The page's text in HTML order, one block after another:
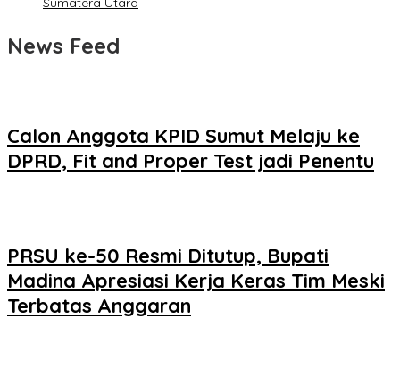
News Feed
Calon Anggota KPID Sumut Melaju ke
DPRD, Fit and Proper Test jadi Penentu
PRSU ke-50 Resmi Ditutup, Bupati
Madina Apresiasi Kerja Keras Tim Meski
Terbatas Anggaran